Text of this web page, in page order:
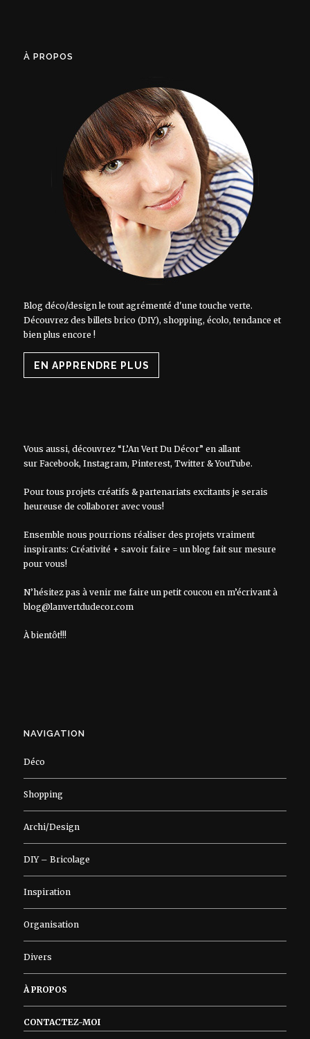
À PROPOS
Blog déco/design le tout agrémenté d'une touche verte.
Découvrez des billets brico (DIY), shopping, écolo, tendance et
bien plus encore !
EN APPRENDRE PLUS
Vous aussi, découvrez “L’An Vert Du Décor” en allant
sur Facebook, Instagram, Pinterest, Twitter&YouTube.
Pour tous projets créatifs & partenariats excitants je serais
heureuse de collaborer avec vous!
Ensemble nous pourrions réaliser des projets vraiment
inspirants: Créativité + savoir faire = un blog fait sur mesure
pour vous!
N’hésitez pas à venir me faire un petit coucou en m’écrivant à
blog@lanvertdudecor.com
À bientôt!!!
NAVIGATION
Déco
Shopping
Archi/Design
DIY – Bricolage
Inspiration
Organisation
Divers
À PROPOS
CONTACTEZ-MOI